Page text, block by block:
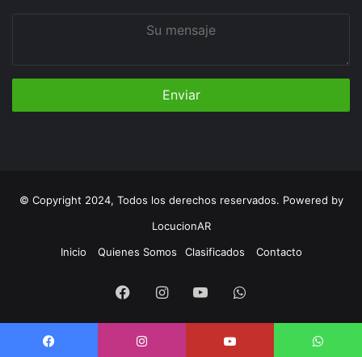
© Copyright 2024, Todos los derechos reservados. Powered by
LocucionAR
Inicio
Quienes Somos Clasificados Contacto
FacebookInstagramYoutubeWhatsapp